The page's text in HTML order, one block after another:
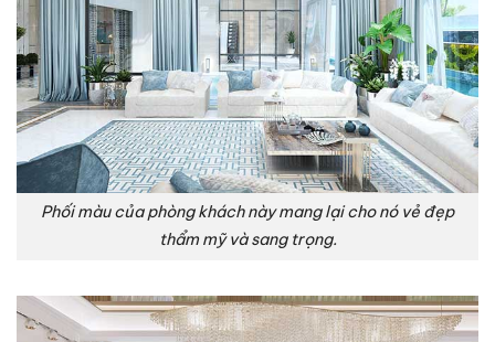
Phối màu của phòng khách này mang lại cho nó vẻ đẹp
thẩm mỹ và sang trọng.